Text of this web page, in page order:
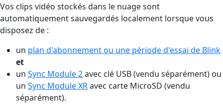
Vos clips vidéo stockés dans le nuage sont
automatiquement sauvegardés localement lorsque vous
disposez de :
un plan d'abonnement ou une période d'essai de Blink
et
un Sync Module 2avec clé USB (vendu séparément) ou
un Sync Module XRavec carte MicroSD (vendu
séparément).